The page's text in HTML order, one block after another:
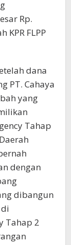
Rp.
FLPP
dana
PT. Cahaya
yang
Tahap
dengan
dibangun
Tahap 2